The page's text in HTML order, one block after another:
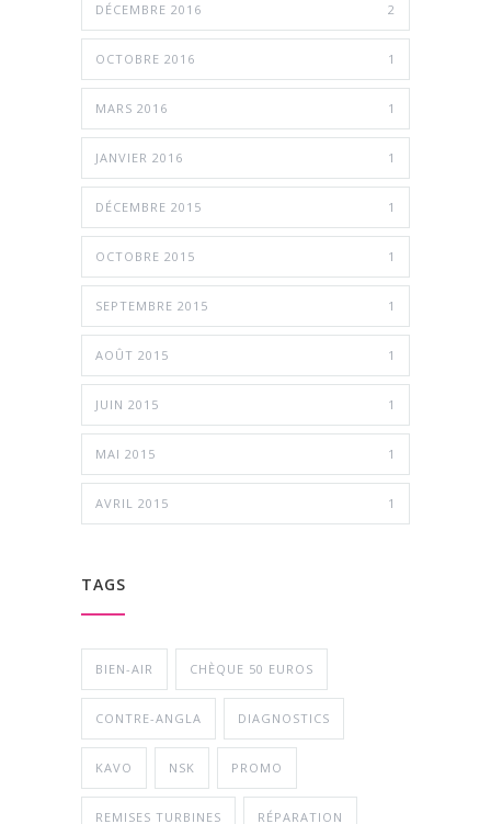
DÉCEMBRE 2016 2
OCTOBRE 2016 1
MARS 2016 1
JANVIER 2016 1
DÉCEMBRE 2015 1
OCTOBRE 2015 1
SEPTEMBRE 2015 1
AOÛT 2015 1
JUIN 2015 1
MAI 2015 1
AVRIL 2015 1
TAGS
BIEN-AIR CHÈQUE 50 EUROS
CONTRE-ANGLA DIAGNOSTICS
KAVO NSK PROMO
REMISES TURBINES RÉPARATION